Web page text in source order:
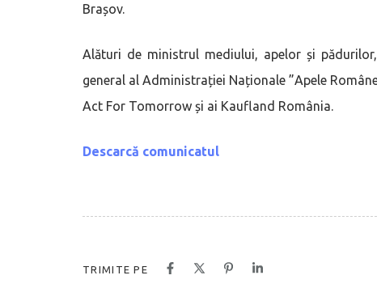
Brașov.
Alături de ministrul mediului, apelor și
general al Administrației Naționale ”Apele
Act For Tomorrow și ai Kaufland România.
Descarcă comunicatul
TRIMITE PE